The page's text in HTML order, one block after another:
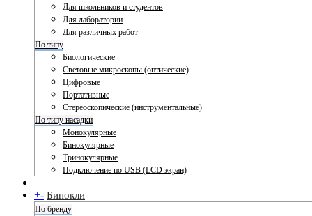
Для школьников и студентов
Для лаборатории
Для различных работ
По типу
Биологические
Световые микроскопы (оптические)
Цифровые
Портативные
Стереоскопические (инструментальные)
По типу насадки
Монокулярные
Бинокулярные
Тринокулярные
Подключение по USB (LCD экран)
+- Бинокли
По бренду